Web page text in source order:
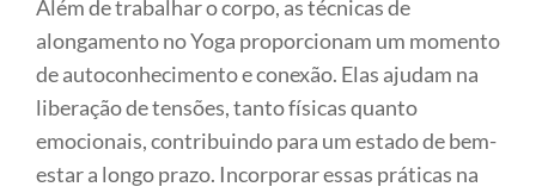
Além de trabalhar o corpo, as técnicas de
alongamento no Yoga proporcionam um momento
de autoconhecimento e conexão. Elas ajudam na
liberação de tensões, tanto físicas quanto
emocionais, contribuindo para um estado de bem-
estar a longo prazo. Incorporar essas práticas na